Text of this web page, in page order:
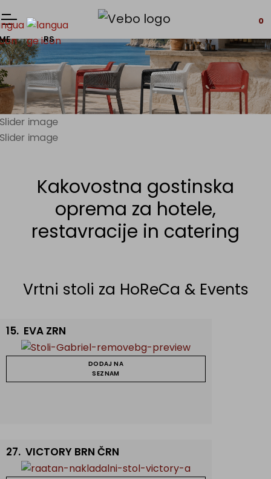
0
RS
Kakovostna gostinska
oprema za hotele,
restavracije in catering
Vrtni stoli za HoReCa & Events
15. EVA ZRN
DODAJ NA
SEZNAM
27. VICTORY BRN ČRN